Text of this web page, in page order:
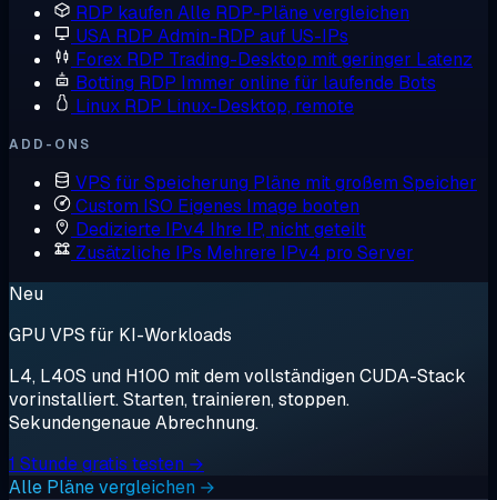
RDP kaufen Alle RDP-Pläne vergleichen
USA RDP Admin-RDP auf US-IPs
Forex RDP Trading-Desktop mit geringer Latenz
Botting RDP Immer online für laufende Bots
Linux RDP Linux-Desktop, remote
ADD-ONS
VPS für Speicherung Pläne mit großem Speicher
Custom ISO Eigenes Image booten
Dedizierte IPv4 Ihre IP, nicht geteilt
Zusätzliche IPs Mehrere IPv4 pro Server
Neu
GPU VPS für KI-Workloads
L4, L40S und H100 mit dem vollständigen CUDA-Stack
vorinstalliert. Starten, trainieren, stoppen.
Sekundengenaue Abrechnung.
1 Stunde gratis testen →
Alle Pläne vergleichen →